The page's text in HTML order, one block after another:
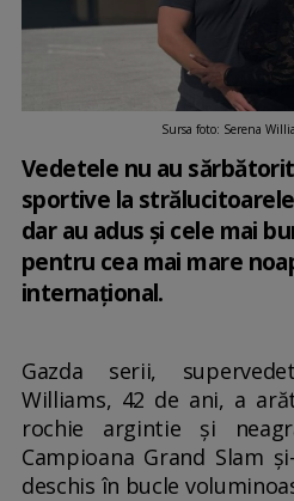
Sursa foto: Serena
Vedetele nu au
sportive la strălucitoarele
dar au adus și cele mai
pentru cea mai mare
internațional.
Gazda serii,
Williams, 42 de ani, a
rochie argintie și
Campioana Grand Slam
deschis în bucle